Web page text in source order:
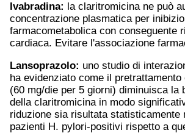
Ivabradina: la claritromicina ne può
concentrazione plasmatica per
farmacometabolica con conseguente
cardiaca. Evitare l'associazione
Lansoprazolo: uno studio di
ha evidenziato come il pretrattamento
(60 mg/die per 5 giorni) diminuisca la
della claritromicina in modo
riduzione sia risultata statisticamente
pazienti H. pylori-positivi rispetto a